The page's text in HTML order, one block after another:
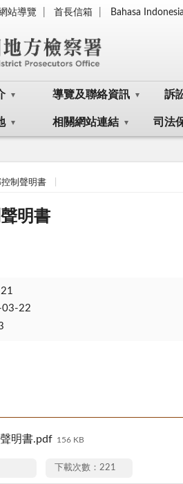
站導覽 首長信箱 Bahasa Indonesia
導覽及聯絡資訊 訴
相關網站連結 司法
控制聲明書
明書
03-22
明書.pdf 156 KB
下載次數：221